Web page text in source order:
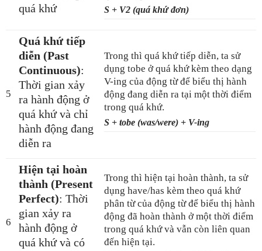
quá khứ
S + V2 (quá khứ đơn)
5
Quá khứ tiếp
diễn (Past
Continuous):
Thời gian xảy
ra hành động ở
quá khứ và chỉ
hành động đang
diễn ra
Trong thì quá khứ tiếp diễn, ta sử
dụng tobe ở quá khứ kèm theo dạng
V-ing của động từ để biểu thị hành
động đang diễn ra tại một thời điểm
trong quá khứ.
S + tobe (was/were) + V-ing
6
Hiện tại hoàn
thành (Present
Perfect): Thời
gian xảy ra
hành động ở
quá khứ và có
Trong thì hiện tại hoàn thành, ta sử
dụng have/has kèm theo quá khứ
phân từ của động từ để biểu thị hành
động đã hoàn thành ở một thời điểm
trong quá khứ và vẫn còn liên quan
đến hiện tại.